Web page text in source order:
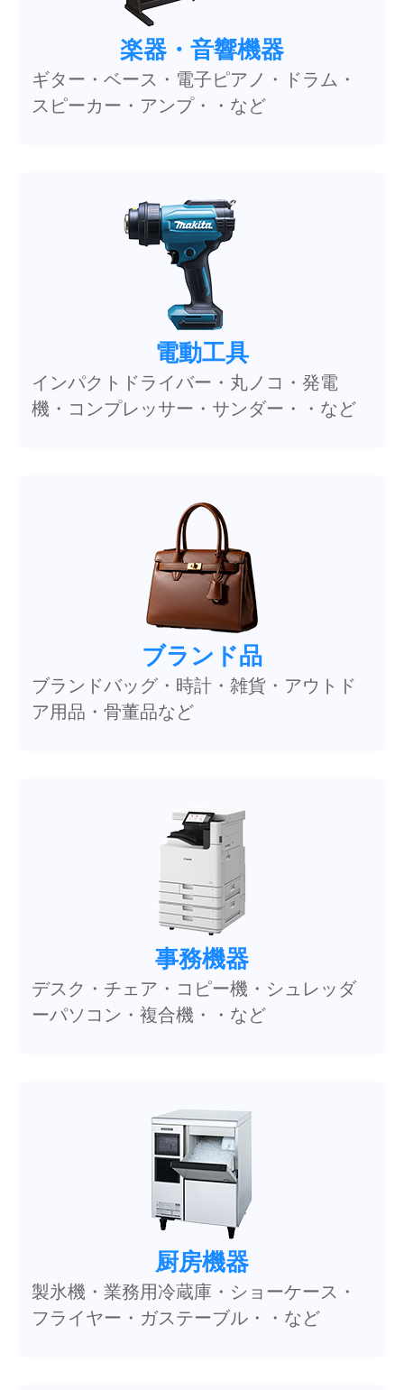
楽器・音響機器
ギター・ベース・電子ピアノ・ドラム・
スピーカー・アンプ・・など
電動工具
インパクトドライバー・丸ノコ・発電
機・コンプレッサー・サンダー・・など
ブランド品
ブランドバッグ・時計・雑貨・アウトド
ア用品・骨董品など
事務機器
デスク・チェア・コピー機・シュレッダ
ーパソコン・複合機・・など
厨房機器
製氷機・業務用冷蔵庫・ショーケース・
フライヤー・ガステーブル・・など